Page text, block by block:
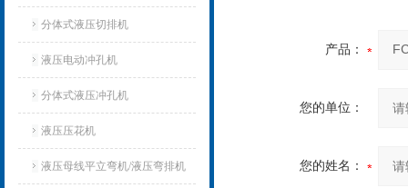
分体式液压切排机
液压电动冲孔机
分体式液压冲孔机
液压压花机
液压母线平立弯机/液压弯排机
产品：
您的单位：
您的姓名：